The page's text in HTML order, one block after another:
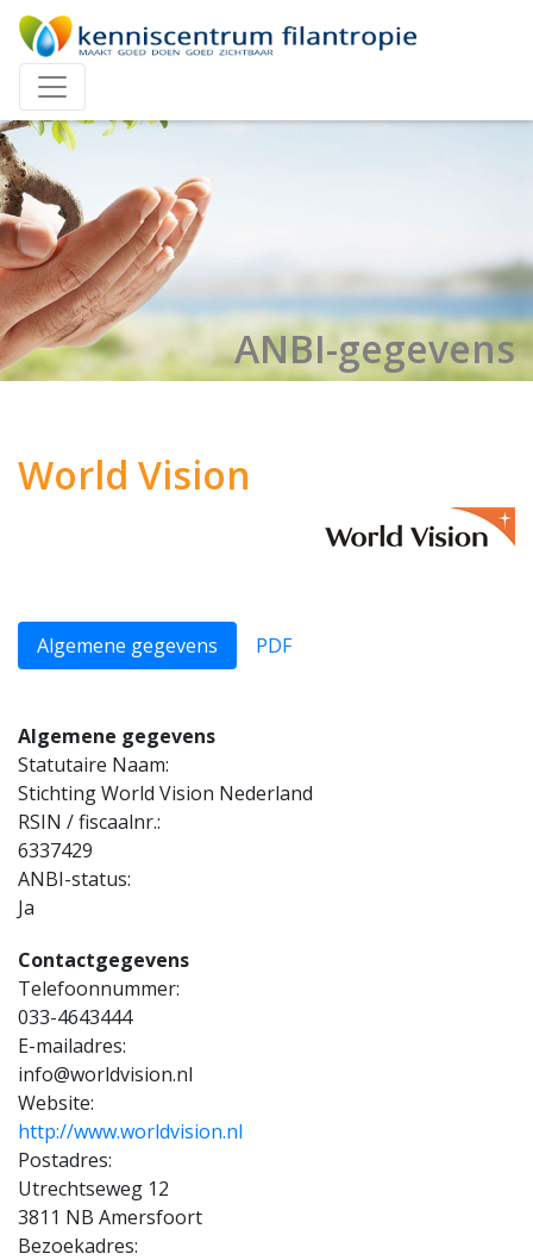
ANBI-gegevens
World Vision
Algemene gegevens PDF
Algemene gegevens
Statutaire Naam:
Stichting World Vision Nederland
RSIN / fiscaalnr.:
6337429
ANBI-status:
Ja
Contactgegevens
Telefoonnummer:
033-4643444
E-mailadres:
info@worldvision.nl
Website:
http://www.worldvision.nl
Postadres:
Utrechtseweg 12
3811 NB Amersfoort
Bezoekadres: